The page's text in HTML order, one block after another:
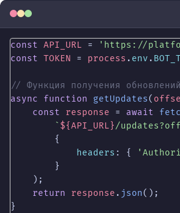
const API_URL = 'https://
const TOKEN = process . env .
// Функция получения
async
function getUpdates(
const
response = await
` ${API_URL}/
        {
headers : {
        }
    );
return
response . json();
}